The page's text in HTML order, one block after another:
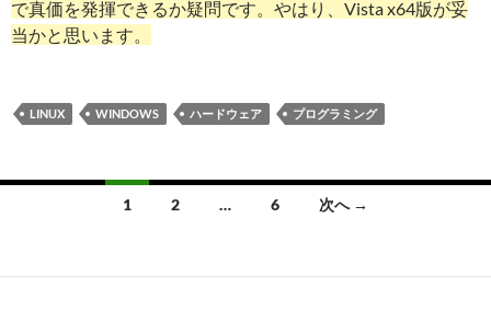
で真価を発揮できるか疑問です。やはり、Vista x64版が妥
当かと思います。
LINUX WINDOWS ハードウェア プログラミング
ナ
1 2 … 6 次へ →